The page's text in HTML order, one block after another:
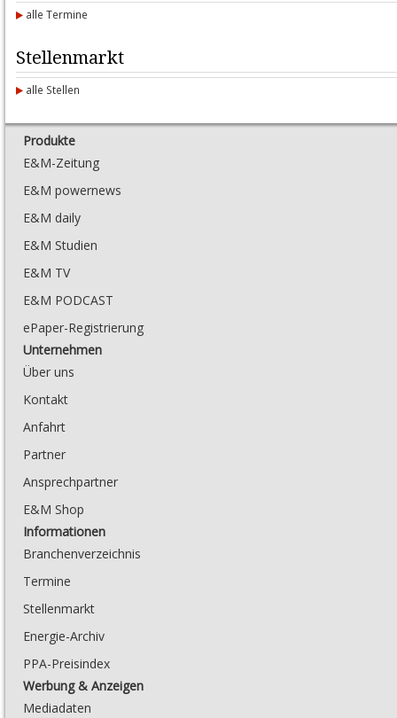
alle Termine
Stellenmarkt
alle Stellen
Produkte
E&M-Zeitung
E&M powernews
E&M daily
E&M Studien
E&M TV
E&M PODCAST
ePaper-Registrierung
Unternehmen
Über uns
Kontakt
Anfahrt
Partner
Ansprechpartner
E&M Shop
Informationen
Branchenverzeichnis
Termine
Stellenmarkt
Energie-Archiv
PPA-Preisindex
Werbung & Anzeigen
Mediadaten